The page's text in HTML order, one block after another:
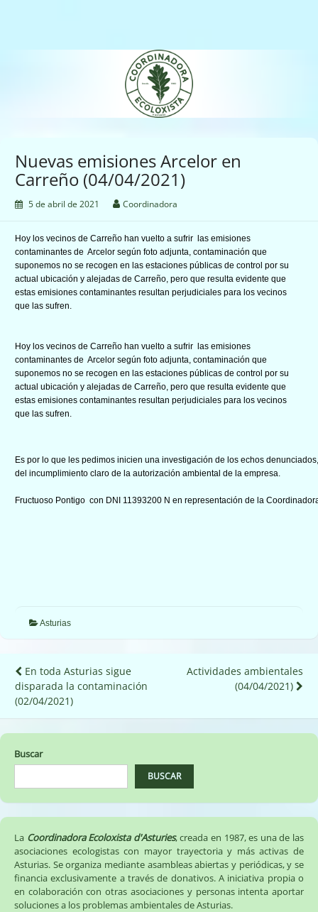
Coordinadora Ecoloxista
d'Asturies
Nuevas emisiones Arcelor en
Carreño (04/04/2021)
5 de abril de 2021 Coordinadora
Hoy los vecinos de Carreño han vuelto a sufrir las emisiones
contaminantes de Arcelor según foto adjunta, contaminación que
suponemos no se recogen en las estaciones públicas de control por su
actual ubicación y alejadas de Carreño, pero que resulta evidente que
estas emisiones contaminantes resultan perjudiciales para los vecinos
que las sufren.
Hoy los vecinos de Carreño han vuelto a sufrir las emisiones
contaminantes de Arcelor según foto adjunta, contaminación que
suponemos no se recogen en las estaciones públicas de control por su
actual ubicación y alejadas de Carreño, pero que resulta evidente que
estas emisiones contaminantes resultan perjudiciales para los vecinos
que las sufren.
Es por lo que les pedimos inicien una investigación de los echos
del incumplimiento claro de la autorización ambiental de la empresa.
Fructuoso Pontigo con DNI 11393200 N en representación de la
Asturias
Navegación
de
entradas
En toda Asturias sigue
disparada la contaminación
(02/04/2021)
Actividades ambientales
(04/04/2021)
Buscar
BUSCAR
La Coordinadora Ecoloxista d'Asturies, creada en 1987, es una de las
asociaciones ecologistas con mayor trayectoria y más activas de
Asturias. Se organiza mediante asambleas abiertas y periódicas, y se
financia exclusivamente a través de donativos. A iniciativa propia o
en colaboración con otras asociaciones y personas intenta aportar
soluciones a los problemas ambientales de Asturias.